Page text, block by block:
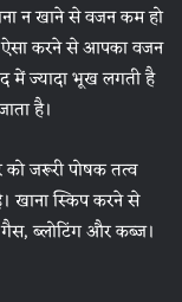
न खाने से वजन कम हो
ऐसा करने से आपका वजन
में ज्यादा भूख लगती है
है।
जरूरी पोषक तत्व
खाना स्किप करने से
ब्लोटिंग और कब्ज।